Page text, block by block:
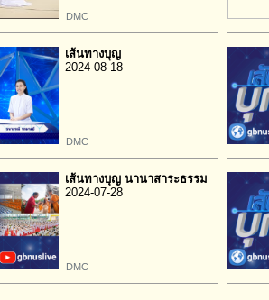
DMC
เส้นทางบุญ
2024-08-18
DMC
เส้นทางบุญ นานาสาระธรรม
2024-07-28
DMC